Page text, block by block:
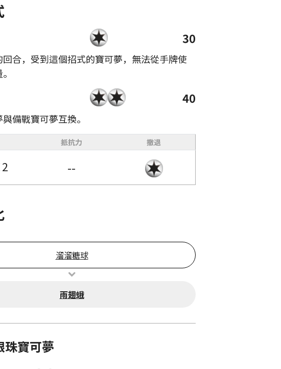
30
合，受到這個招式的寶可夢，無法從手牌使
40
備戰寶可夢互換。
抵抗力 撤退
--
溜溜糖球
雨翅蛾
珠寶可夢